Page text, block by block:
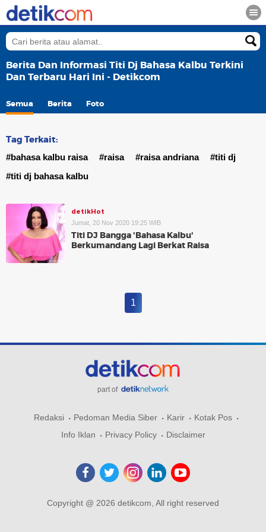
Berita Dan Informasi Titi Dj Bahasa Kalbu Terkini
Dan Terbaru Hari Ini - Detikcom
Semua Berita Foto
Tag Terkait:
#bahasa kalbu raisa #raisa #raisa andriana
#titi dj
#titi dj bahasa kalbu
detikHot
Jumat, 20 Nov 2020 19:25 WIB
Titi DJ Bangga 'Bahasa Kalbu'
Berkumandang Lagi Berkat Raisa
1
part of
Redaksi Pedoman Media Siber Karir
Kotak Pos
Info Iklan
Privacy Policy Disclaimer
Copyright @ 2026 detikcom, All right reserved